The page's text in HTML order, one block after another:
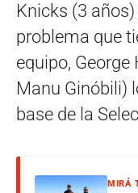
Knicks (3
problema que
equipo,
Manu Ginóbili)
base de la
MIRÁ